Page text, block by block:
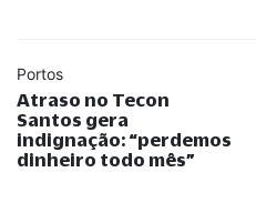
Portos
Atraso no Tecon
Santos gera
indignação: “perdemos
dinheiro todo mês”